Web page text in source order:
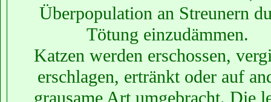
Überpopulation an Streunern
Tötung einzudämmen.
Katzen werden erschossen,
erschlagen, ertränkt oder auf
grausame Art umgebracht. Die